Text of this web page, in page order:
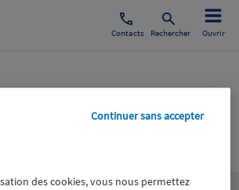
Contacts Rechercher Ouvrir
Auto-
des cookies, vous nous permettez
Continuer sans accepter